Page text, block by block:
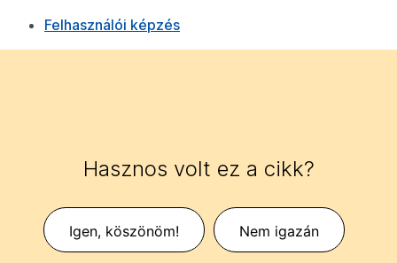
Felhasználói képzés
Hasznos volt ez a cikk?
Igen, köszönöm! Nem igazán